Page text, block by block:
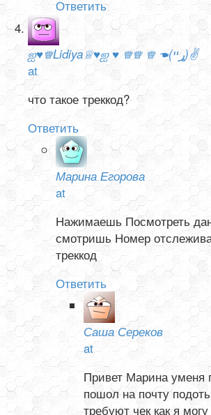
Ответить
ஐ♥♕Lidiya♕♥ஐ ♥ ♕♕ ♕ ☚(ړײ)✌
at
что такое треккод?
Ответить
Марина Егорова
at
Нажимаешь Посмотреть
смотришь Номер
треккод
Ответить
Саша Сереков
at
Привет Марина уменя
пошол на почту
требуют чек как я